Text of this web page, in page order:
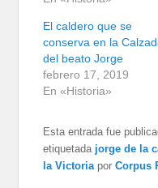
El caldero que se
conserva en la
del beato Jorge
febrero 17, 2019
En «Historia»
Esta entrada fue
etiquetada jorge de la
la VictoriaporCorpus